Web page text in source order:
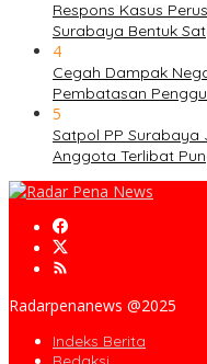
Respons Kasus
Surabaya Bentuk
4
Cegah Dampak
Pembatasan
5
Satpol PP Surabaya
Anggota Terlibat
Radarpenanews @2025
Indeks Berita